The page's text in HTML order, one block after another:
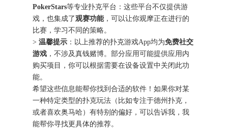
PokerStars等专业扑克平台：这些平台不仅提供游
戏，也集成了观赛功能，可以让你观摩正在进行的
比赛，学习不同的策略。
>温馨提示 ：以上推荐的扑克游戏App均为免费社交
游戏 ，不涉及真钱赌博。部分应用可能提供应用内
购买项目，你可以根据需要在设备设置中关闭此功
能。
希望这些信息能帮你找到合适的软件！如果你对某
一种特定类型的扑克玩法（比如专注于德州扑克，
或者喜欢奥马哈）有特别的偏好，可以告诉我，我
能帮你寻找更具体的推荐。